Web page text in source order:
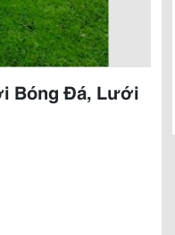
Bóng Đá, Lưới